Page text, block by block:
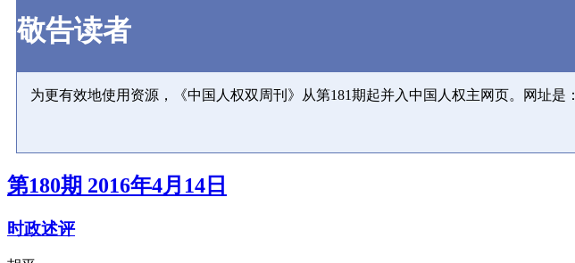
敬告读者
为更有效地使用资源，《中国人权双周刊》从第181期起并入中国人权主网页。网址是：
第180期 2016年4月14日
时政述评